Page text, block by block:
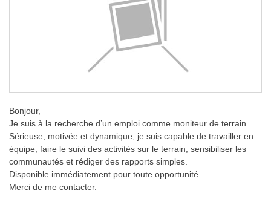
Bonjour,
Je suis à la recherche d’un emploi comme moniteur de terrain.
Sérieuse, motivée et dynamique, je suis capable de travailler en
équipe, faire le suivi des activités sur le terrain, sensibiliser les
communautés et rédiger des rapports simples.
Disponible immédiatement pour toute opportunité.
Merci de me contacter.